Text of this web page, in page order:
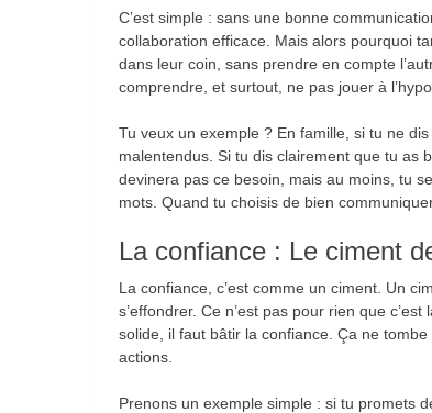
C’est simple : sans une bonne
collaboration efficace. Mais alors pourquoi
dans leur coin, sans prendre en compte
comprendre, et surtout, ne pas jouer à
Tu veux un exemple ? En famille, si tu ne
malentendus. Si tu dis clairement que tu as
devinera pas ce besoin, mais au moins, tu
mots. Quand tu choisis de bien
La confiance : Le ciment
La confiance, c’est comme un ciment. Un
s’effondrer. Ce n’est pas pour rien que
solide, il faut bâtir la confiance. Ça ne
actions.
Prenons un exemple simple : si tu promets